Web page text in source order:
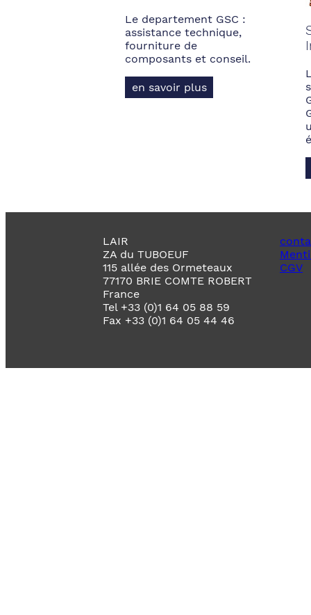
Le departement GSC :
assistance technique,
fourniture de
composants et conseil.
en savoir plus
LAIR
ZA du TUBOEUF
115 allée des Ormeteaux
77170 BRIE COMTE ROBERT
France
Tel +33 (0)1 64 05 88 59
Fax +33 (0)1 64 05 44 46
CGV